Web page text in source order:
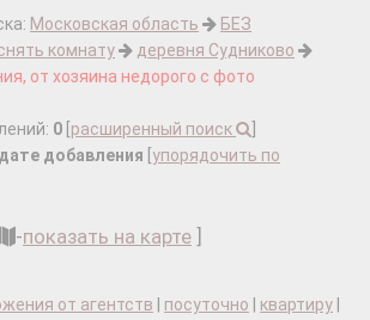
Московская область
БЕЗ
комнату
деревня Судниково
от хозяина недорого с фото
0 расширенный поиск
добавления упорядочить по
-показать на карте
от агентств посуточно квартиру